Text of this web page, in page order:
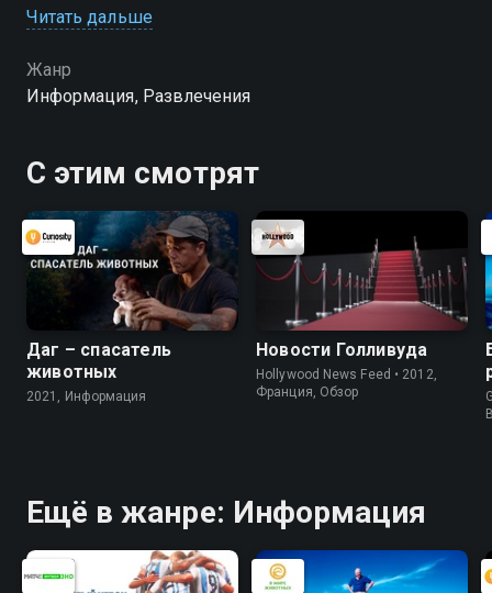
также проверяет результат и без них, показывая
Читать дальше
Жанр
Информация, Развлечения
С этим смотрят
Даг – спасатель
животных
2021, Информация
Новости Голливуда
Hollywood News Feed • 2012,
Франция, Обзор
Ещё в жанре: Информация